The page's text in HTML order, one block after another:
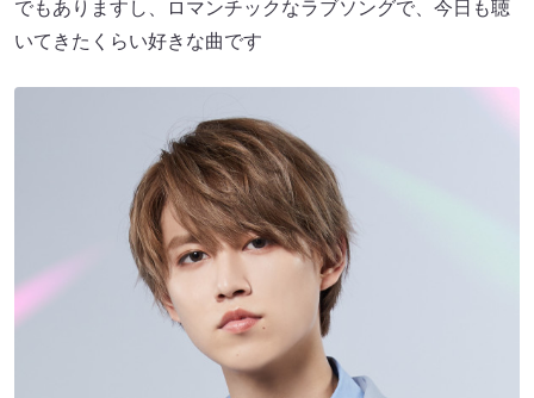
でもありますし、ロマンチックなラブソングで、今日も聴
いてきたくらい好きな曲です